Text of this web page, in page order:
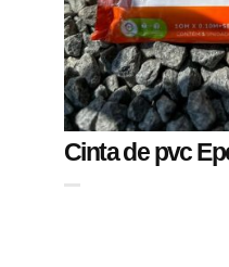
Cinta de pvc